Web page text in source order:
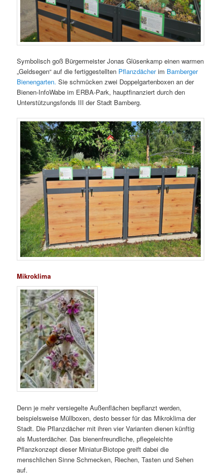
Symbolisch goß Bürgermeister Jonas Glüsenkamp einen warmen
„Geldsegen“ auf die fertiggestellten Pflanzdächerim Bamberger
Bienengarten. Sie schmücken zwei Doppelgartenboxen an der
Bienen-InfoWabe im ERBA-Park, hauptfinanziert durch den
Unterstützungsfonds III der Stadt Bamberg.
Mikroklima
Denn je mehr versiegelte Außenflächen bepflanzt werden,
beispielsweise Müllboxen, desto besser für das Mikroklima der
Stadt. Die Pflanzdächer mit ihren vier Varianten dienen künftig
als Musterdächer. Das bienenfreundliche, pflegeleichte
Pflanzkonzept dieser Miniatur-Biotope greift dabei die
menschlichen Sinne Schmecken, Riechen, Tasten und Sehen
auf.